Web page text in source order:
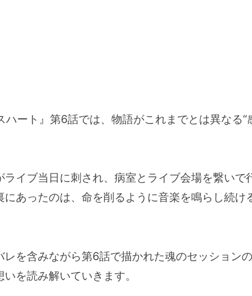
ート』第6話では、物語がこれまでとは異なる“
イブ当日に刺され、病室とライブ会場を繋いで
あったのは、命を削るように音楽を鳴らし続け
レを含みながら第6話で描かれた魂のセッション
を読み解いていきます。